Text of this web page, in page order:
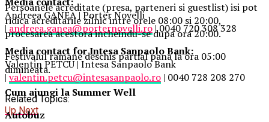
Andreea GANEA | Porter Novelli
|andreea.ganea@porternovelli.ro| 0040 720 308 328
Media contact for Intesa Sanpaolo Bank:
Valentin PETCU | Intesa Sanpaolo Bank
|valentin.petcu@intesasanpaolo.ro | 0040 728 208 270
Related Topics:
Up Next
Persoanele acreditate (presa, parteneri si guestlist) isi pot
ridica acreditarile zilnic intre orele 08:00 si 20:00,
procesarea acestora incheindu-se dupa ora 20:00.
Festivalul ramane deschis partial pana la ora 05:00
dimineata.
Cum ajungi la Summer Well
Autobuz